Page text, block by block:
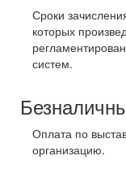
Сроки
которых
систем.
Оплата по
организацию.